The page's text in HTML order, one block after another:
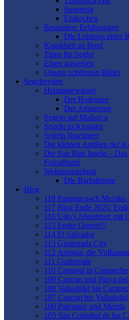
Sauerteig
Einkochen
Besondere Erfahrungen
Die Leistung einer
Krankheit an Bord
Tipps für Segler
Einen ausgeben
Unsere schönsten Bilder
Segelreviere
Heimatgewässer
Der Bodensee
Der Ammersee
Segeln auf Mallorca
Segeln in Kroatien
Segeln Ijsselmeer
Die kleinen Antillen der
Die San Blas Inseln –
Fotoalbum!
Weltumsegelung
Die Barfußroute
Blog
118 Panama nach
117 Blog Ende 2025/
116 Udo’s Abenteuer mit
115 Frohe Ostern!!!
114 El Salvador
113 Guatemala City
112 Antigua, die
111 Guatemala
110 Carnival in Campeche
109 Cancun und Playa del
108 Valladolid bis
107 Cancun bis Valladolid
106 Palenque und Merida
105 San Cristobal de las